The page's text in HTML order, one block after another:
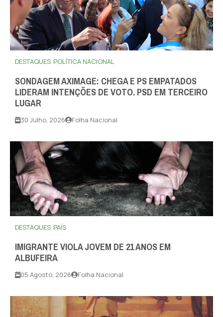
DESTAQUES POLÍTICA NACIONAL
SONDAGEM AXIMAGE: CHEGA E PS EMPATADOS
LIDERAM INTENÇÕES DE VOTO. PSD EM TERCEIRO
LUGAR
30 Julho, 2026 Folha Nacional
DESTAQUES PAÍS
IMIGRANTE VIOLA JOVEM DE 21 ANOS EM
ALBUFEIRA
05 Agosto, 2026 Folha Nacional